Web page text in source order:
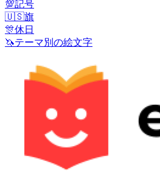
💯記号
🇺🇸旗
🎊休日
🦄テーマ別の絵文字